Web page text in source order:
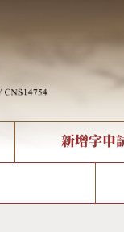
新增字申